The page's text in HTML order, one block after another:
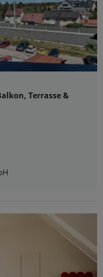
Terrasse &